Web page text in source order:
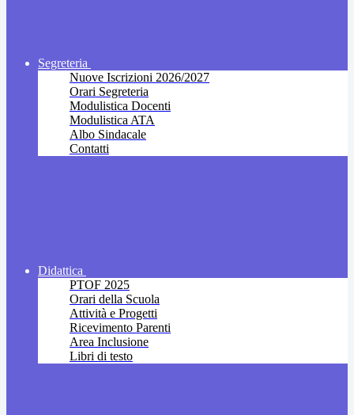
Segreteria
Nuove Iscrizioni 2026/2027
Orari Segreteria
Modulistica Docenti
Modulistica ATA
Albo Sindacale
Contatti
Didattica
PTOF 2025
Orari della Scuola
Attività e Progetti
Ricevimento Parenti
Area Inclusione
Libri di testo